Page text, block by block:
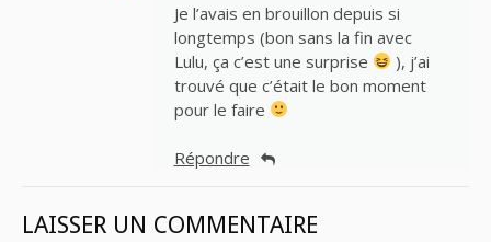
Je l’avais en brouillon depuis si
longtemps (bon sans la fin avec
Lulu, ça c’est une surprise
), j’ai
trouvé que c’était le bon moment
pour le faire
Répondre
LAISSER UN COMMENTAIRE